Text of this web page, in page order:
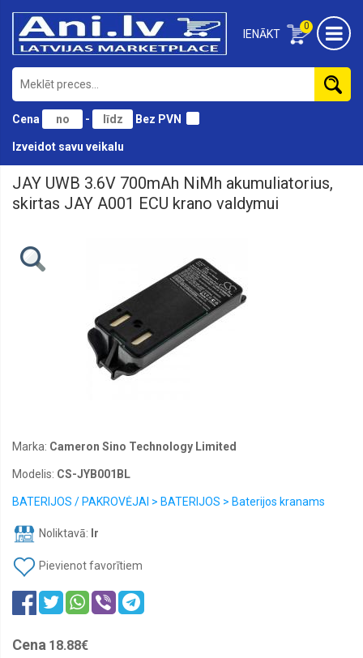
0
IENĀKT
Cena - Bez PVN
Izveidot savu veikalu
AKCIJOS
BATERIJOS
DOVANŲ
RINKINIAI
PRIEMONĖS
SPAUSDINTUVAI
JAY UWB 3.6V 700mAh NiMh akumuliatorius,
skirtas JAY A001 ECU krano valdymui
Marka: Cameron Sino Technology Limited
Modelis: CS-JYB001BL
BATERIJOS / PAKROVĖJAI > BATERIJOS > Baterijos kranams
Noliktavā: Ir
Pievienot favorītiem
Cena 18.88€